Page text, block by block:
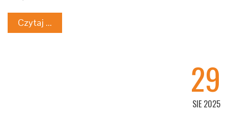
Czytaj ...
29
SIE 2025